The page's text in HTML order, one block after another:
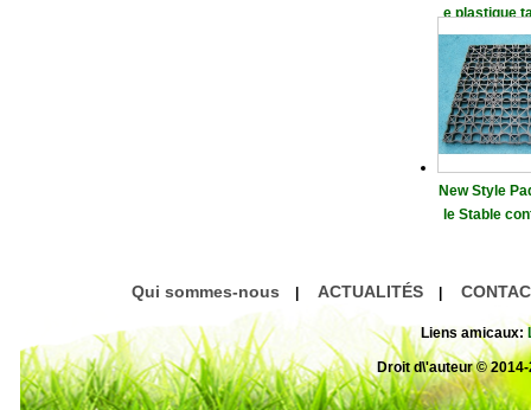
e plastique
New Style
le Stable
Qui sommes-nous ACTUALITÉS
Liens amicaux:
Droit d\'auteur ©